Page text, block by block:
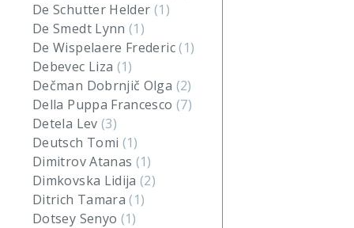
De Schutter Helder (1)
De Smedt Lynn(1)
De Wispelaere Frederic(1)
Debevec Liza (1)
Dečman Dobrnjič Olga (2)
Della Puppa Francesco (7)
Detela Lev (3)
Deutsch Tomi (1)
Dimitrov Atanas (1)
Dimkovska Lidija(2)
Ditrich Tamara(1)
Dotsey Senyo (1)